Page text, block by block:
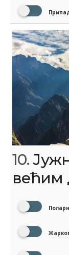
10.
већим